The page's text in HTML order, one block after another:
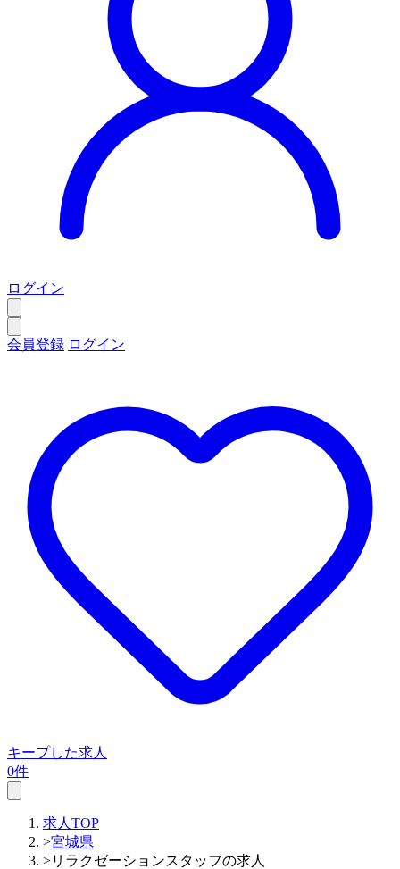
ログイン
会員登録 ログイン
キープした求人
0件
求人TOP
>宮城県
>リラクゼーションスタッフの求人